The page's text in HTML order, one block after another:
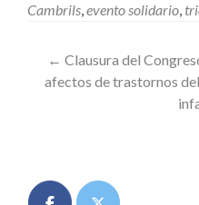
Cambrils,evento solidario,
Post
navigation
← Clausura del
afectos de trastornos